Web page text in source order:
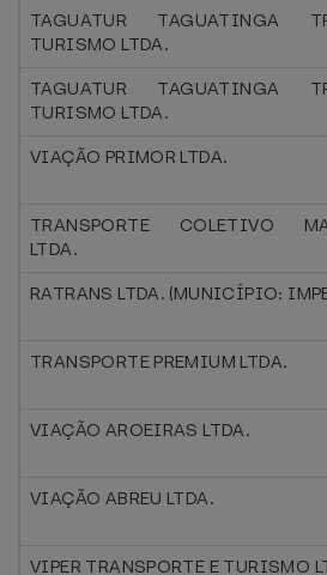
TAGUATUR TAGUATINGA
TURISMO LTDA.
TAGUATUR TAGUATINGA
TURISMO LTDA.
VIAÇÃO PRIMOR LTDA.
TRANSPORTE COLETIVO
LTDA.
RATRANS LTDA. (MUNICÍPIO:
TRANSPORTE PREMIUM LTDA.
VIAÇÃO AROEIRAS LTDA.
VIAÇÃO ABREU LTDA.
VIPER TRANSPORTE E TURISMO